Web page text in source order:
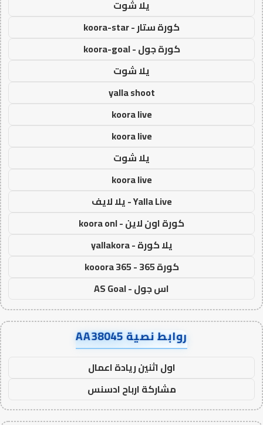
يلا شوت
كورة ستار - koora-star
كورة جول - koora-goal
يلا شوت
yalla shoot
koora live
koora live
يلا شوت
koora live
Yalla Live - يلا لايف
كورة اون لاين - koora onl
يلا كورة - yallakora
كورة 365 - kooora 365
اس جول - AS Goal
روابط نصية AA38045
اول اثنين ريادة اعمال
مشاركة ارباح ادسنس